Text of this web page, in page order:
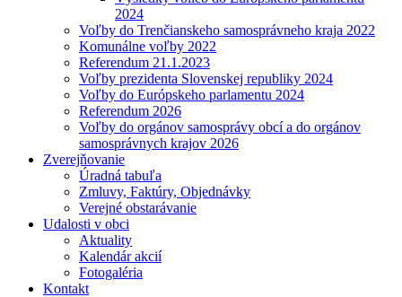
2024
Voľby do Trenčianskeho samosprávneho kraja 2022
Komunálne voľby 2022
Referendum 21.1.2023
Voľby prezidenta Slovenskej republiky 2024
Voľby do Európskeho parlamentu 2024
Referendum 2026
Voľby do orgánov samosprávy obcí a do orgánov
samosprávnych krajov 2026
Zverejňovanie
Úradná tabuľa
Zmluvy, Faktúry, Objednávky
Verejné obstarávanie
Udalosti v obci
Aktuality
Kalendár akcií
Fotogaléria
Kontakt